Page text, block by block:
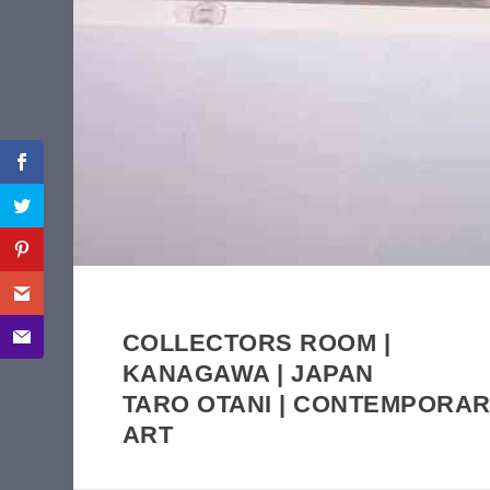
COLLECTORS ROOM |
KANAGAWA | JAPAN
TARO OTANI |
ART